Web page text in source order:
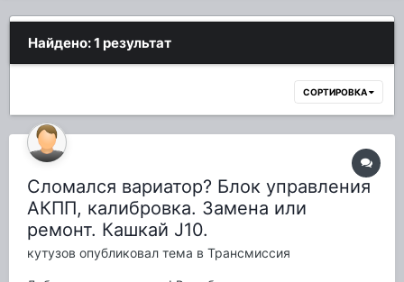
Найдено: 1 результат
СОРТИРОВКА
Сломался вариатор? Блок управления
АКПП, калибровка. Замена или
ремонт. Кашкай J10.
кутузов опубликовал тема в Трансмиссия